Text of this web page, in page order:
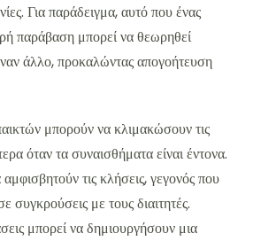
Για παράδειγμα, αυτό που ένας
παράβαση μπορεί να θεωρηθεί
άλλο, προκαλώντας απογοήτευση
μπορούν να κλιμακώσουν τις
όταν τα συναισθήματα είναι έντονα.
τις κλήσεις, γεγονός που
συγκρούσεις με τους διαιτητές.
μπορεί να δημιουργήσουν μια